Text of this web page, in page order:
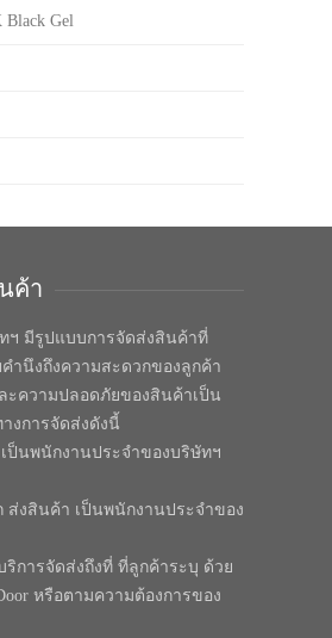
Gel
ค้า
ฯ มีรูปแบบการจัดส่งสินค้าที่
ำนึงถึงความสะดวกของลูกค้า
ะความปลอดภัยของสินค้าเป็น
งการจัดส่งดังนี้
เป็นพนักงานประจำของบริษัทฯ
ส่งสินค้า เป็นพนักงานประจำของ
การจัดส่งถึงที่ ที่ลูกค้าระบุ ด้วย
หรือตามความต้องการของ